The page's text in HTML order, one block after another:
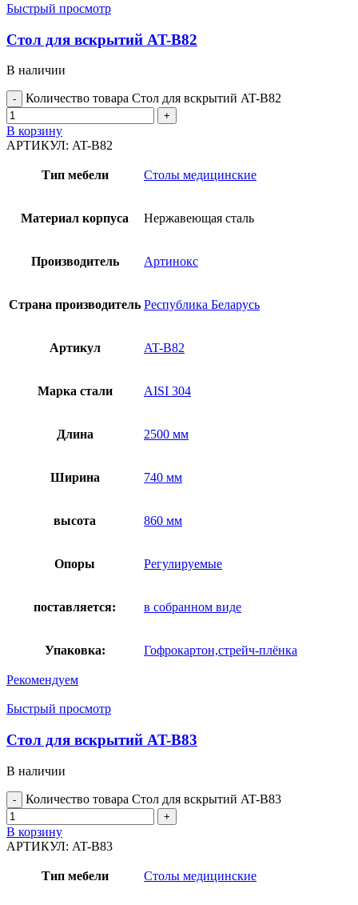
Быстрый просмотр
Стол для вскрытий AT-B82
В наличии
Количество товара Стол для вскрытий AT-B82
В корзину
АРТИКУЛ: AT-B82
Тип мебели Столы медицинские
Материал корпуса Нержавеющая сталь
Производитель Артинокс
Страна производитель Республика Беларусь
Артикул AT-B82
Марка стали AISI 304
Длина 2500 мм
Ширина 740 мм
высота 860 мм
Опоры Регулируемые
поставляется: в собранном виде
Упаковка: Гофрокартон,стрейч-плёнка
Рекомендуем
Быстрый просмотр
Стол для вскрытий AT-B83
В наличии
Количество товара Стол для вскрытий AT-B83
В корзину
АРТИКУЛ: AT-B83
Тип мебели Столы медицинские